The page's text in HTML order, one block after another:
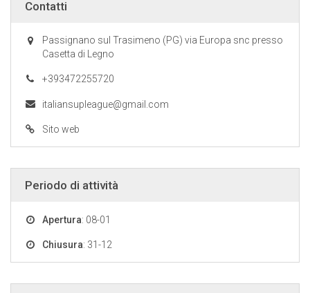
Contatti
Passignano sul Trasimeno (PG) via Europa snc presso
Casetta di Legno
+393472255720
italiansupleague@gmail.com
Sito web
Periodo di attività
Apertura: 08-01
Chiusura: 31-12